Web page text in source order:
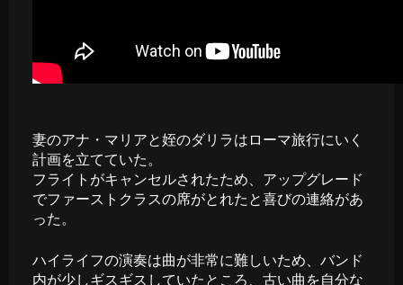
妻のアナ・マリアと姪のダリラはローマ旅行にいく
計画を立てていた。
フライトがキャンセルされたため、アップグレード
でファーストクラスの席がとれたと喜びの連絡があ
った。
ハイライフの演奏は曲が非常に難しいため、バンド
内が少しギスギスしていたところ、古い曲を自分な